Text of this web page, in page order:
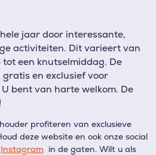
jaar door interessante,
activiteiten. Dit varieert van
een knutselmiddag. De
en exclusief voor
bent van harte welkom. De
profiteren van exclusieve
deze website en ook onze social
Instagram in de gaten. Wilt u als